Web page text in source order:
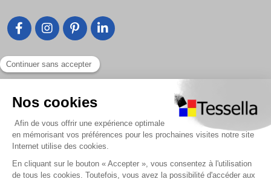
Liens utiles
Nous contacter
À propos
Paiement sécurisé
Livraison | Retour client